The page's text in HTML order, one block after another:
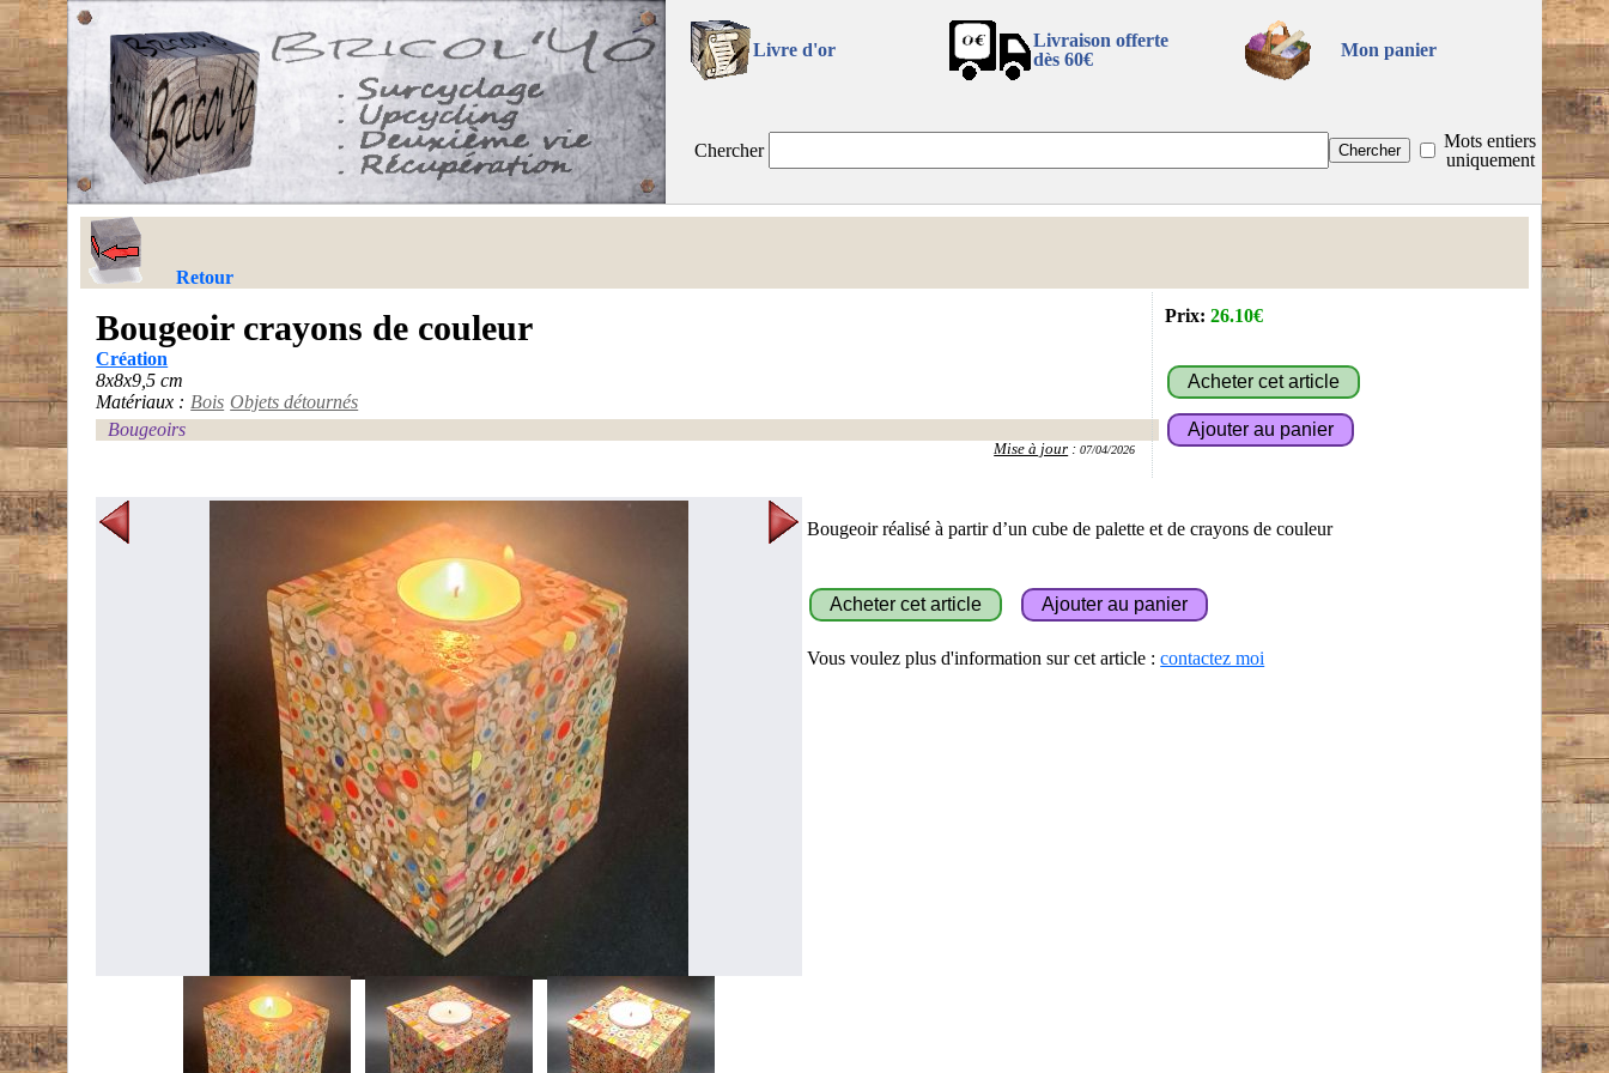
Livre d'or
Livraison offerte
dès 60€
Mon panier
Chercher
Mots entiers
uniquement
Retour
Bougeoir crayons de couleur
Création
8x8x9,5 cm
Matériaux : Bois Objets détournés
Bougeoirs
Mise à jour :07/04/2026
Prix: 26.10€
Bougeoir réalisé à partir d’un cube de palette et de crayons de couleur
Vous voulez plus d'information sur cet article :contactez moi